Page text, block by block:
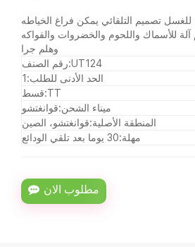
للغسل تصميم التلقائي يمكن فراغ الخياطه
للأسماك واللحوم والخضروات والفواكه
وهلم جرا
رقم الصنف:UT124
الحد الأدنى للطلب:1
قسط:TT
ميناء الشحن:قوانغتشو
المنطقة الأصلية:قوانغتشو، الصين
مهلة:30 يوما بعد تلقي الودائع
مطلوب الان